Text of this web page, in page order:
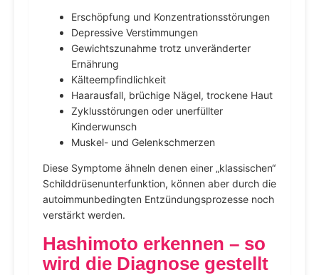
Erschöpfung und Konzentrationsstörungen
Depressive Verstimmungen
Gewichtszunahme trotz unveränderter
Ernährung
Kälteempfindlichkeit
Haarausfall, brüchige Nägel, trockene Haut
Zyklusstörungen oder unerfüllter
Kinderwunsch
Muskel- und Gelenkschmerzen
Diese Symptome ähneln denen einer „klassischen“
Schilddrüsenunterfunktion, können aber durch die
autoimmunbedingten Entzündungsprozesse noch
verstärkt werden.
Hashimoto erkennen – so
wird die Diagnose gestellt